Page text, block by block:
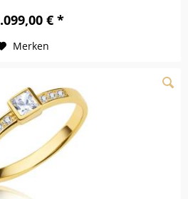
€ *
Merken